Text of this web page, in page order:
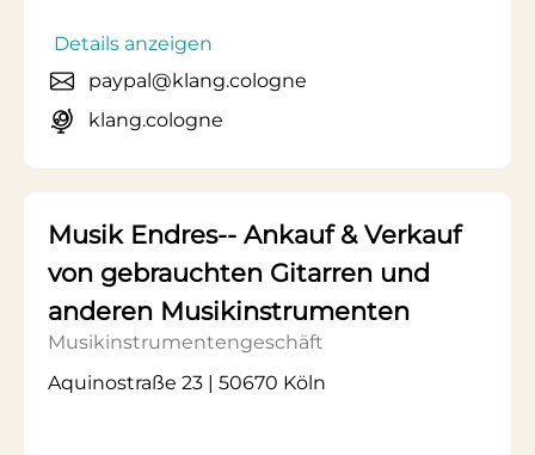
Details anzeigen
paypal@klang.cologne
klang.cologne
Musik Endres-- Ankauf & Verkauf
von gebrauchten Gitarren und
anderen Musikinstrumenten
Musikinstrumentengeschäft
Aquinostraße 23 | 50670 Köln